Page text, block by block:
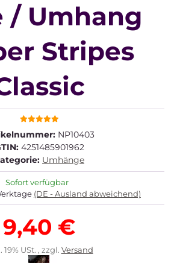
/ Umhang
Stripes
NP10403
4251485901962
Umhänge
Sofort verfügbar
(DE - Ausland abweichend)
9,40 €
19% USt. , zzgl. Versand